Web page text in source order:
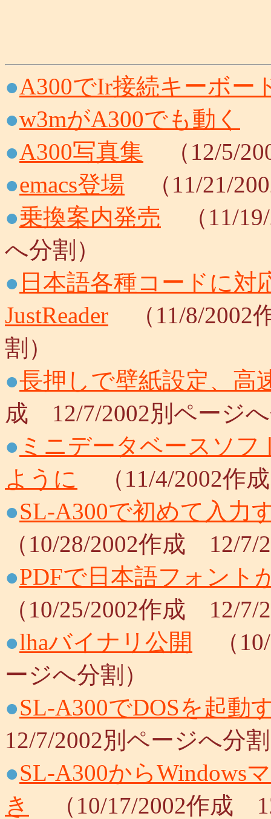
●A300でIr接続キーボー
●w3mがA300でも動く
●A300写真集 （12/5/
●emacs登場 （11/21/
●乗換案内発売 （11/
へ分割）
● 日本語各種コードに
JustReader （11/8/2002
割）
●長押しで壁紙設定、高
成 12/7/2002別ページ
● ミニデータベースソフ
ように （11/4/2002作
●SL-A300で初めて入力
（10/28/2002作成 12/
●PDFで日本語フォント
（10/25/2002作成 12/
●lhaバイナリ公開
（10/
ージへ分割）
●SL-A300でDOSを起動
12/7/2002別ページへ分
●SL-A300からWindows
き
（10/17/2002作成